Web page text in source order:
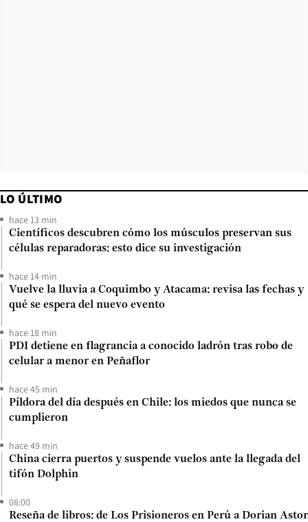
LO ÚLTIMO
hace 13 min
Científicos descubren cómo los músculos preservan sus
células reparadoras: esto dice su investigación
hace 14 min
Vuelve la lluvia a Coquimbo y Atacama: revisa las fechas y
qué se espera del nuevo evento
hace 18 min
PDI detiene en flagrancia a conocido ladrón tras robo de
celular a menor en Peñaflor
hace 45 min
Píldora del día después en Chile: los miedos que nunca se
cumplieron
hace 49 min
China cierra puertos y suspende vuelos ante la llegada del
tifón Dolphin
08:00
Reseña de libros: de Los Prisioneros en Perú a Dorian Astor